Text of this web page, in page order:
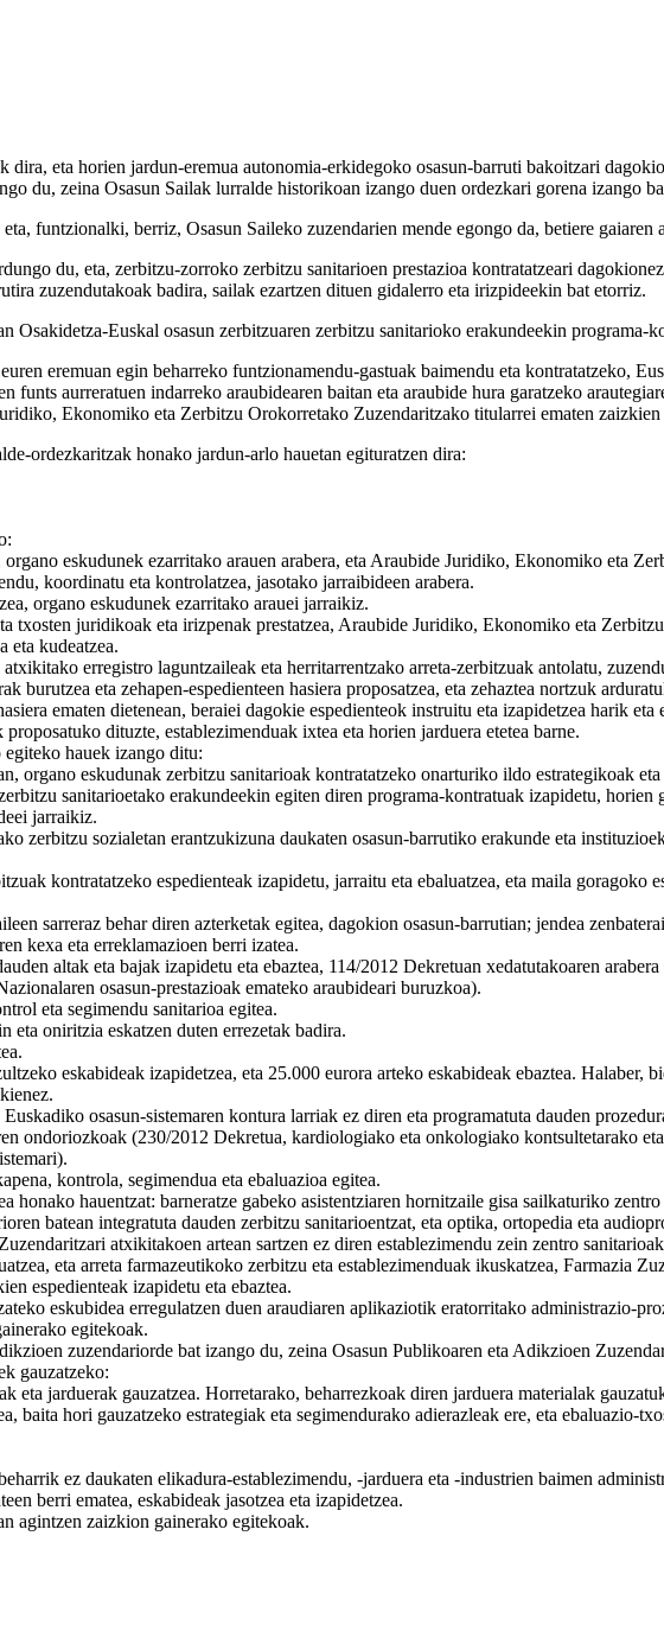
eta horien jardun-eremua autonomia-erkidegoko osasun-barruti bakoitzari
du, zeina Osasun Sailak lurralde historikoan izango duen ordezkari gorena izango
funtzionalki, berriz, Osasun Saileko zuzendarien mende egongo da, betiere gaiaren
du, eta, zerbitzu-zorroko zerbitzu sanitarioen prestazioa kontratatzeari
zuzendutakoak badira, sailak ezartzen dituen gidalerro eta irizpideekin bat etorriz.
Osakidetza-Euskal osasun zerbitzuaren zerbitzu sanitarioko erakundeekin programa-
eremuan egin beharreko funtzionamendu-gastuak baimendu eta kontratatzeko,
aurreratuen indarreko araubidearen baitan eta araubide hura garatzeko
Ekonomiko eta Zerbitzu Orokorretako Zuzendaritzako titularrei ematen zaizkien
ordezkaritzak honako jardun-arlo hauetan egituratzen dira:
eskudunek ezarritako arauen arabera, eta Araubide Juridiko, Ekonomiko eta
koordinatu eta kontrolatzea, jasotako jarraibideen arabera.
organo eskudunek ezarritako arauei jarraikiz.
txosten juridikoak eta irizpenak prestatzea, Araubide Juridiko, Ekonomiko eta
eta kudeatzea.
erregistro laguntzaileak eta herritarrentzako arreta-zerbitzuak antolatu,
burutzea eta zehapen-espedienteen hasiera proposatzea, eta zehaztea nortzuk
ematen dietenean, beraiei dagokie espedienteok instruitu eta izapidetzea harik eta
dituzte, establezimenduak ixtea eta horien jarduera etetea barne.
hauek izango ditu:
organo eskudunak zerbitzu sanitarioak kontratatzeko onarturiko ildo estrategikoak
sanitarioetako erakundeekin egiten diren programa-kontratuak izapidetu, horien
jarraikiz.
zerbitzu sozialetan erantzukizuna daukaten osasun-barrutiko erakunde eta
kontratatzeko espedienteak izapidetu, jarraitu eta ebaluatzea, eta maila goragoko
sarreraz behar diren azterketak egitea, dagokion osasun-barrutian; jendea
kexa eta erreklamazioen berri izatea.
altak eta bajak izapidetu eta ebaztea, 114/2012 Dekretuan xedatutakoaren
osasun-prestazioak emateko araubideari buruzkoa).
eta segimendu sanitarioa egitea.
eta oniritzia eskatzen duten errezetak badira.
eskabideak izapidetzea, eta 25.000 eurora arteko eskabideak ebaztea. Halaber,
osasun-sistemaren kontura larriak ez diren eta programatuta dauden
ondoriozkoak (230/2012 Dekretua, kardiologiako eta onkologiako kontsultetarako
kontrola, segimendua eta ebaluazioa egitea.
honako hauentzat: barneratze gabeko asistentziaren hornitzaile gisa sailkaturiko
batean integratuta dauden zerbitzu sanitarioentzat, eta optika, ortopedia eta
atxikitakoen artean sartzen ez diren establezimendu zein zentro
eta arreta farmazeutikoko zerbitzu eta establezimenduak ikuskatzea, Farmazia
espedienteak izapidetu eta ebaztea.
eskubidea erregulatzen duen araudiaren aplikaziotik eratorritako administrazio-
egitekoak.
zuzendariorde bat izango du, zeina Osasun Publikoaren eta Adikzioen
gauzatzeko:
eta jarduerak gauzatzea. Horretarako, beharrezkoak diren jarduera materialak
baita hori gauzatzeko estrategiak eta segimendurako adierazleak ere, eta ebaluazio-
ez daukaten elikadura-establezimendu, -jarduera eta -industrien baimen
berri ematea, eskabideak jasotzea eta izapidetzea.
agintzen zaizkion gainerako egitekoak.